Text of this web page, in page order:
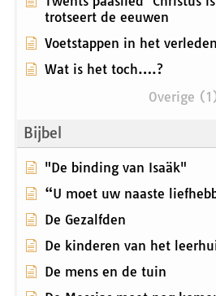
trotseert de eeuwen
Voetstappen in het verleden
Wat is het toch….?
Overige
Bijbel
"De binding van Isaäk"
“U moet uw naaste
De Gezalfden
De kinderen van het
De mens en de tuin